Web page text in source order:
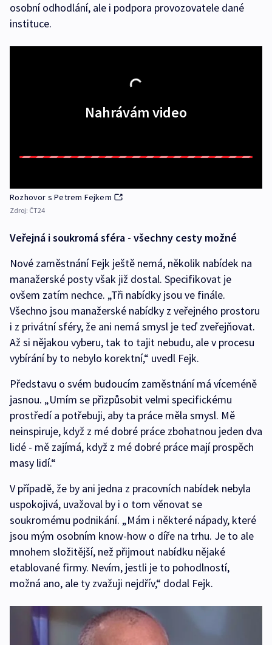
osobní odhodlání, ale i podpora provozovatele dané
instituce.
Nahrávám video
Rozhovor s Petrem Fejkem
Zdroj: ČT24
Veřejná i soukromá sféra - všechny cesty možné
Nové zaměstnání Fejk ještě nemá, několik nabídek na
manažerské posty však již dostal. Specifikovat je
ovšem zatím nechce. „Tři nabídky jsou ve finále.
Všechno jsou manažerské nabídky z veřejného prostoru
i z privátní sféry, že ani nemá smysl je teď zveřejňovat.
Až si nějakou vyberu, tak to tajit nebudu, ale v procesu
vybírání by to nebylo korektní,“ uvedl Fejk.
Představu o svém budoucím zaměstnání má víceméně
jasnou. „Umím se přizpůsobit velmi specifickému
prostředí a potřebuji, aby ta práce měla smysl. Mě
neinspiruje, když z mé dobré práce zbohatnou jeden dva
lidé - mě zajímá, když z mé dobré práce mají prospěch
masy lidí.“
V případě, že by ani jedna z pracovních nabídek nebyla
uspokojivá, uvažoval by i o tom věnovat se
soukromému podnikání. „Mám i některé nápady, které
jsou mým osobním know-how o díře na trhu. Je to ale
mnohem složitější, než přijmout nabídku nějaké
etablované firmy. Nevím, jestli je to pohodlností,
možná ano, ale ty zvažuji nejdřív,“ dodal Fejk.